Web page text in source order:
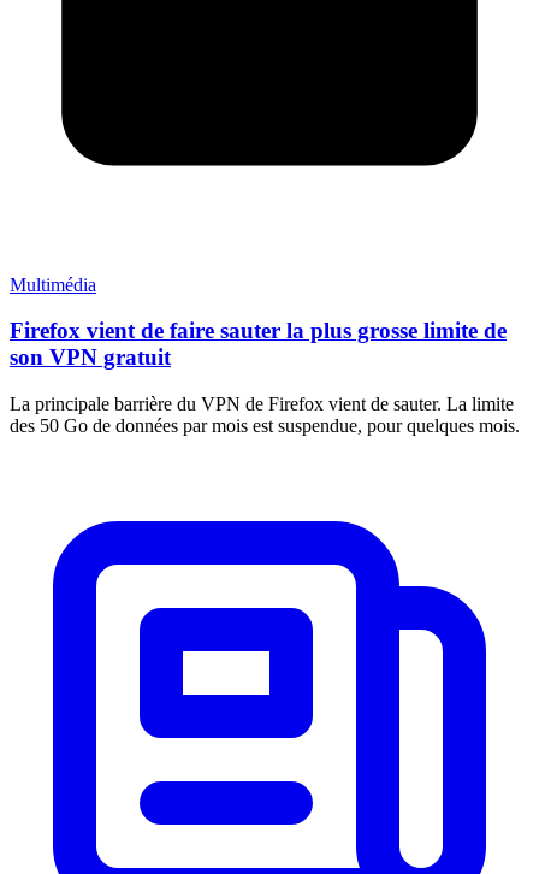
Multimédia
Firefox vient de faire sauter la plus grosse limite de
son VPN gratuit
La principale barrière du VPN de Firefox vient de sauter. La limite
des 50 Go de données par mois est suspendue, pour quelques mois.